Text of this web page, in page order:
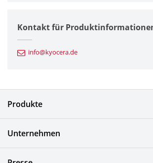
Automotive Komponenten
Elektronische Komponenten & Geräte
Kontakt für
info@kyocera.de
Produkte
Unternehmen